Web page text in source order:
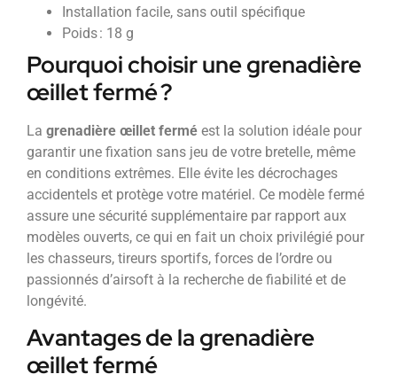
Installation facile, sans outil spécifique
Poids : 18 g
Pourquoi choisir une grenadière
œillet fermé ?
La grenadière œillet fermé est la solution idéale pour
garantir une fixation sans jeu de votre bretelle, même
en conditions extrêmes. Elle évite les décrochages
accidentels et protège votre matériel. Ce modèle fermé
assure une sécurité supplémentaire par rapport aux
modèles ouverts, ce qui en fait un choix privilégié pour
les chasseurs, tireurs sportifs, forces de l’ordre ou
passionnés d’airsoft à la recherche de fiabilité et de
longévité.
Avantages de la grenadière
œillet fermé